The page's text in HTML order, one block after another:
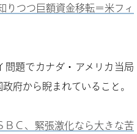
りつつ巨額資金移転＝米フィ
問題でカナダ・アメリカ当局
府から睨まれていること。
ＢＣ、緊張激化なら大きな苦